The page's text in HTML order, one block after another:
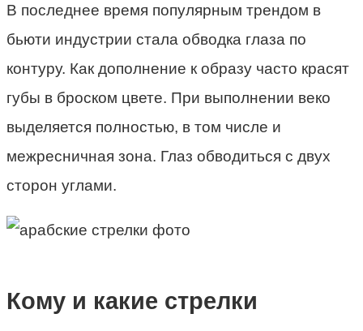
В последнее время популярным трендом в
бьюти индустрии стала обводка глаза по
контуру. Как дополнение к образу часто красят
губы в броском цвете. При выполнении веко
выделяется полностью, в том числе и
межресничная зона. Глаз обводиться с двух
сторон углами.
Кому и какие стрелки